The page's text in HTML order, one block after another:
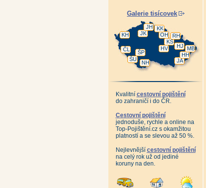
Galerie tisícovek
JA
HH
MB
HJ
HV
NH
KS
RH
ŠP
ŠU
OH
JK
KK
ČL
JH
KH
Kvalitní cestovní pojištění
do zahraničí i do ČR.
Cestovní pojištění
jednoduše, rychle a online na
Top-Pojištění.cz s okamžitou
platností a se slevou až 50 %.
Nejlevnější cestovní pojištění
na celý rok už od jediné
koruny na den.